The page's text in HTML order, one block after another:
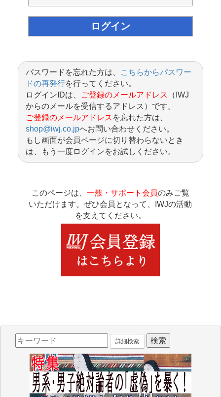
パスワードを忘れた方は、
こちらからパスワー
ドの再発行を行ってください。
ログインIDは、
ご登録のメールアドレス
（IWJ
からのメールを受信するアドレス）です。
ご登録のメールアドレス を忘れた方は、
shop@iwj.co.jpへお問い合わせください。
もし画面が会員ページに切り替わらないとき
は、もう一度ログインをお試しください。
このページは、 一般・サポート会員のみご覧
いただけます。ぜひ会員となって、IWJの活動
を支えてください。
詳細検索